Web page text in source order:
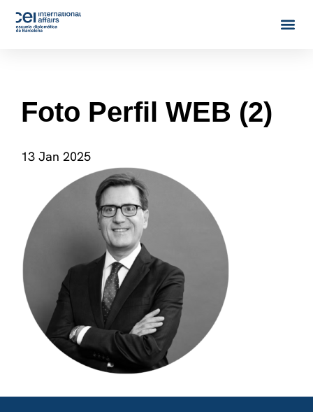
Foto Perfil WEB (2)
13 Jan 2025